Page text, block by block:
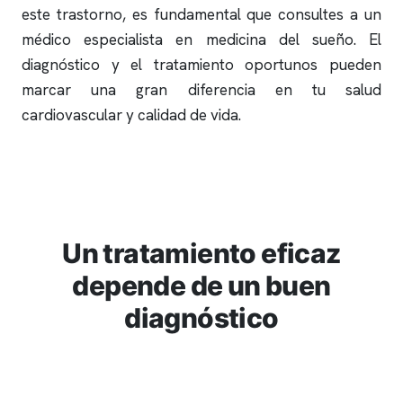
este trastorno, es fundamental que consultes a un
médico especialista en medicina del sueño. El
diagnóstico y el tratamiento oportunos pueden
marcar una gran diferencia en tu salud
cardiovascular y calidad de vida.
Un tratamiento eficaz
depende de un buen
diagnóstico